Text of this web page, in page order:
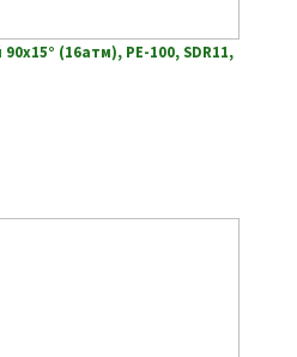
(16атм), РЕ-100, SDR11,